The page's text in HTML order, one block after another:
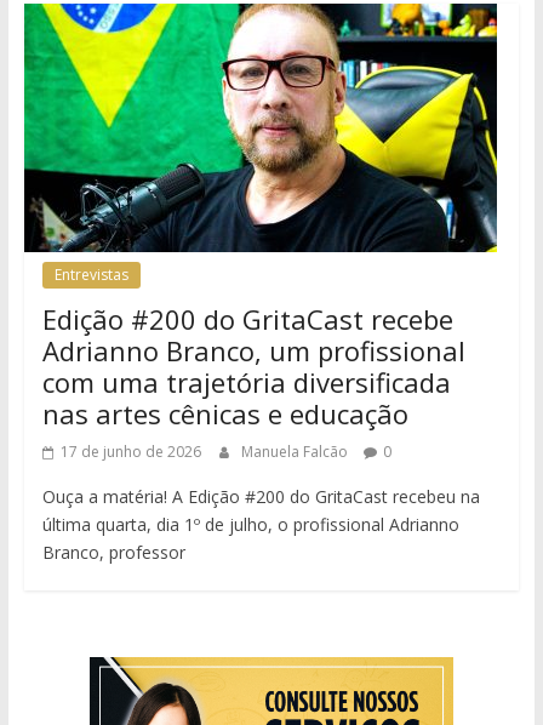
Entrevistas
Edição #200 do GritaCast recebe
Adrianno Branco, um profissional
com uma trajetória diversificada
nas artes cênicas e educação
17 de junho de 2026 Manuela Falcão 0
Ouça a matéria! A Edição #200 do GritaCast recebeu na
última quarta, dia 1º de julho, o profissional Adrianno
Branco, professor